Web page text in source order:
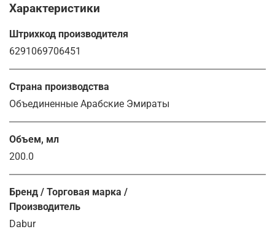
Характеристики
Штрихкод производителя
6291069706451
Страна производства
Объединенные Арабские Эмираты
Объем, мл
200.0
Бренд / Торговая марка /
Производитель
Dabur